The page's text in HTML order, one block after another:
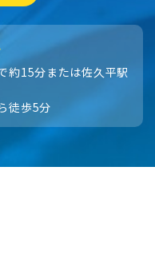
約15分または佐久平駅
徒歩5分